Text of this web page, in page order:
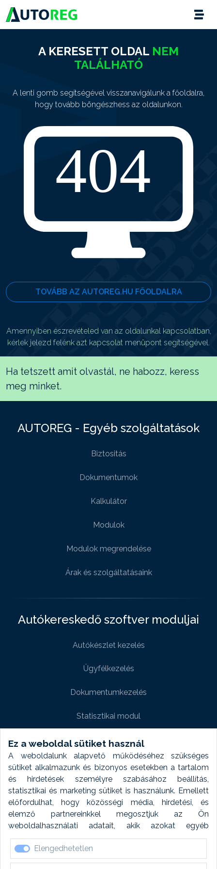
Ez a weboldal sütiket használ
A weboldalunk alapvető működéséhez szükséges
sütiket alkalmazunk és bizonyos esetekben a tartalom
és hirdetések személyre szabásához beállítás,
statisztikai és marketing sütiket is használunk. Emellett
előfordulhat, hogy közösségi média, hirdetési, és
elemző partnereinkkel megosztjuk az Ön
weboldalhasználati adatait, akik azokat egyéb
forrásokból gyűjtött adatokkal kombinálhatják. A sütik
elfogadásával kapcsolatosan naplózást végzünk és
ezen adatokat 6 hónap után automatikusan töröljük. A
Elengedhetetlen
A KERESETT OLDAL NEM
TALÁLHATÓ
A lenti gomb segítségével visszanavigálunk a főoldalra,
hogy tovább böngészhess az oldalunkon.
TOVÁBB AZ AUTOREG.HU FŐOLDALRA
Amennyiben észrevételed van az oldalunkal kapcsolatban,
kérlek jelezd felénk azt kapcsolat menüpont segítségével.
Ha tetszett amit olvastál, ne habozz, keress
meg minket.
AUTOREG - Egyéb szolgáltatások
Biztositás
Dokumentumok
Kalkulátor
Modulok
Modulok megrendelése
Árak és szolgáltatásaink
Autókereskedő szoftver moduljai
Autókészlet kezelés
Ügyfélkezelés
Dokumentumkezelés
Statisztikai modul
Weboldal modul
Fényképtár extra modul
Autómosó modul
Feladatütemezés